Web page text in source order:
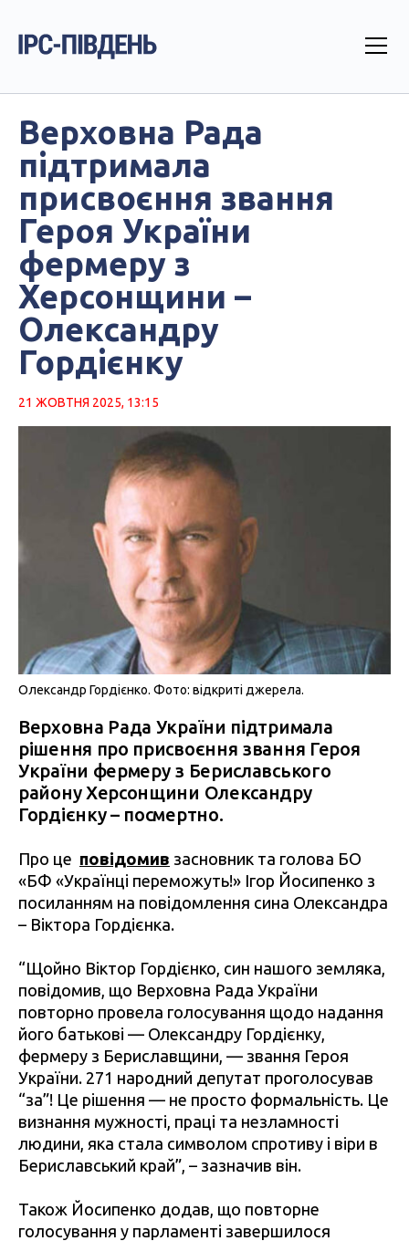
Верховна Рада
підтримала
присвоєння звання
Героя України
фермеру з
Херсонщини –
Олександру
Гордієнку
21 ЖОВТНЯ 2025, 13:15
Олександр Гордієнко. Фото: відкриті джерела.
Верховна Рада України підтримала
рішення про присвоєння звання Героя
України фермеру з Бериславського
району Херсонщини Олександру
Гордієнку – посмертно.
Про це повідомив засновник та голова БО
«БФ «Українці переможуть!» Ігор Йосипенко з
посиланням на повідомлення сина Олександра
– Віктора Гордієнка.
“Щойно Віктор Гордієнко, син нашого земляка,
повідомив, що Верховна Рада України
повторно провела голосування щодо надання
його батькові — Олександру Гордієнку,
фермеру з Бериславщини, — звання Героя
України. 271 народний депутат проголосував
“за”! Це рішення — не просто формальність. Це
визнання мужності, праці та незламності
людини, яка стала символом спротиву і віри в
Бериславський край”, – зазначив він.
Також Йосипенко додав, що повторне
голосування у парламенті завершилося